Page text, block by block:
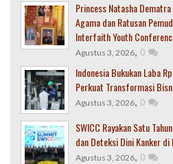
Princess Natasha
Agama dan Ratusan
Interfaith Youth
Agustus 3, 2026, 0
Indonesia Bukukan Laba
Perkuat Transformasi
Agustus 3, 2026, 0
SWICC Rayakan Satu
dan Deteksi Dini Kanker di
Agustus 3, 2026, 0